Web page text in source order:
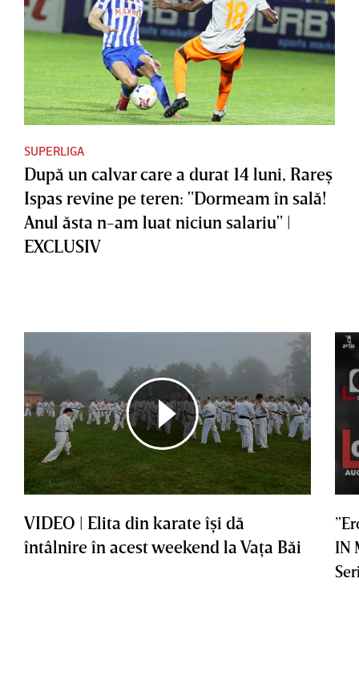
SUPERLIGA
După un calvar care a durat 14 luni, Rareş
Ispas revine pe teren: "Dormeam în sală!
Anul ăsta n-am luat niciun salariu" |
EXCLUSIV
VIDEO | Elita din karate îşi dă
întâlnire în acest weekend la Vaţa Băi
IN